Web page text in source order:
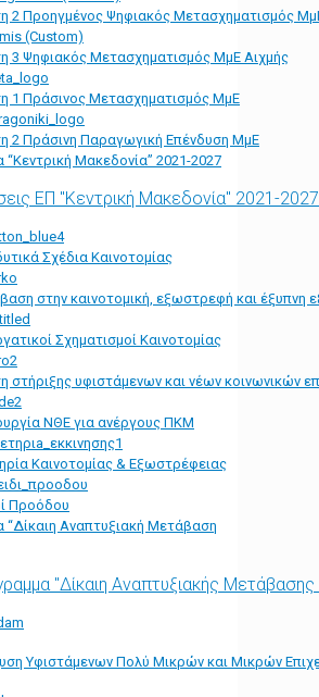
2 Προηγμένος Ψηφιακός Μετασχηματισμός
3 Ψηφιακός Μετασχηματισμός ΜμΕ Αιχμής
1 Πράσινος Μετασχηματισμός ΜμΕ
2 Πράσινη Παραγωγική Επένδυση ΜμΕ
Μακεδονία” 2021-2027
ΕΠ "Κεντρική Μακεδονία" 2021-2027
Σχέδια Καινοτομίας
στην καινοτομική, εξωστρεφή και έξυπνη
Σχηματισμοί Καινοτομίας
στήριξης υφιστάμενων και νέων κοινωνικών
ΝΘΕ για ανέργους ΠΚΜ
Kαινοτομίας & Εξωστρέφειας
Προόδου
Αναπτυξιακή Μετάβαση
"Δίκαιη Αναπτυξιακής
Υφιστάμενων Πολύ Μικρών και Μικρών